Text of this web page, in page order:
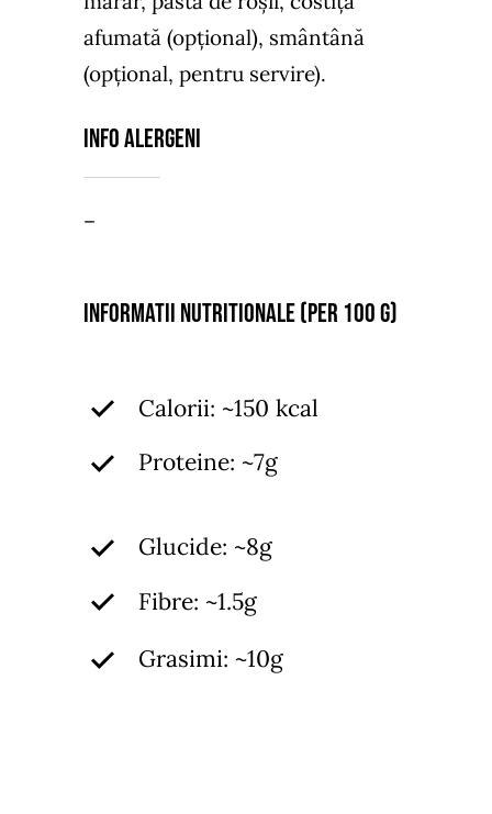
afumată (opțional), smântână
(opțional, pentru servire).
Info Alergeni
–
Informatii nutritionale (per 100 g)
Calorii: ~150 kcal
Proteine: ~7g
Glucide: ~8g
Fibre: ~1.5g
Grasimi: ~10g